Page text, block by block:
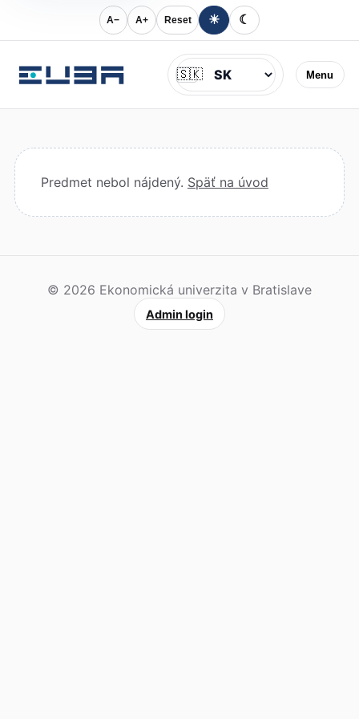
A− A+ Reset ☀ ☾
Menu
Jazyk
🇸🇰
Predmet nebol nájdený. Späť na úvod
© 2026 Ekonomická univerzita v Bratislave
Admin login